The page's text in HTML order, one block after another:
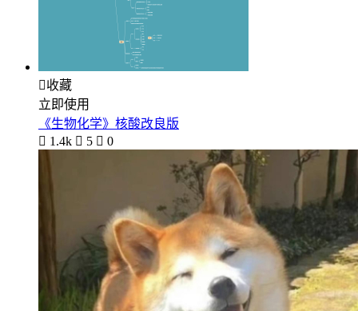
收藏
立即使用
《生物化学》核酸改良版
 1.4k  5  0